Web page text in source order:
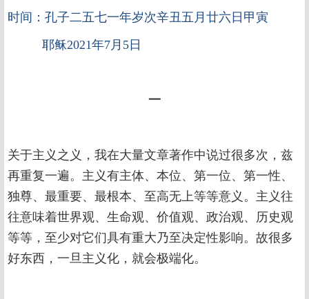
时间：孔子二五七一年岁次辛丑五月廿六日甲寅
耶稣2021年7月5日
一
关于主义之义，我在大量文章著作中说过很多次，兹
再重复一遍。主义有主体、本位、第一位、第一性、
独尊、最重要、最根本、至高无上等等意义。主义往
往意味着世界观、生命观、价值观、政治观、历史观
等等，至少对它们具有重大乃至决定性影响。故很多
好东西，一旦主义化，就会极端化。